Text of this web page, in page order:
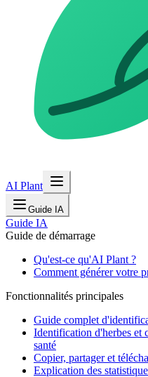
AI Plant
Guide IA
Guide IA
Guide de démarrage
Qu'est-ce qu'AI Plant ?
Comment générer votre
Fonctionnalités principales
Guide complet
Identification d'herbes et
santé
Copier, partager et
Explication des